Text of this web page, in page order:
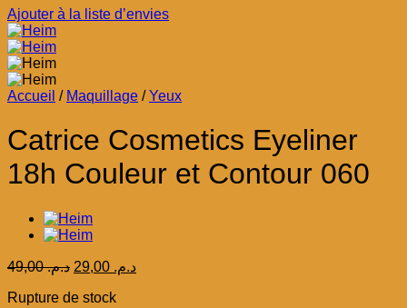
Ajouter à la liste d’envies
Accueil / Maquillage / Yeux
Catrice Cosmetics Eyeliner
18h Couleur et Contour 060
د.م.49,00
Le
initial
د.م.Le
Rupture de stock